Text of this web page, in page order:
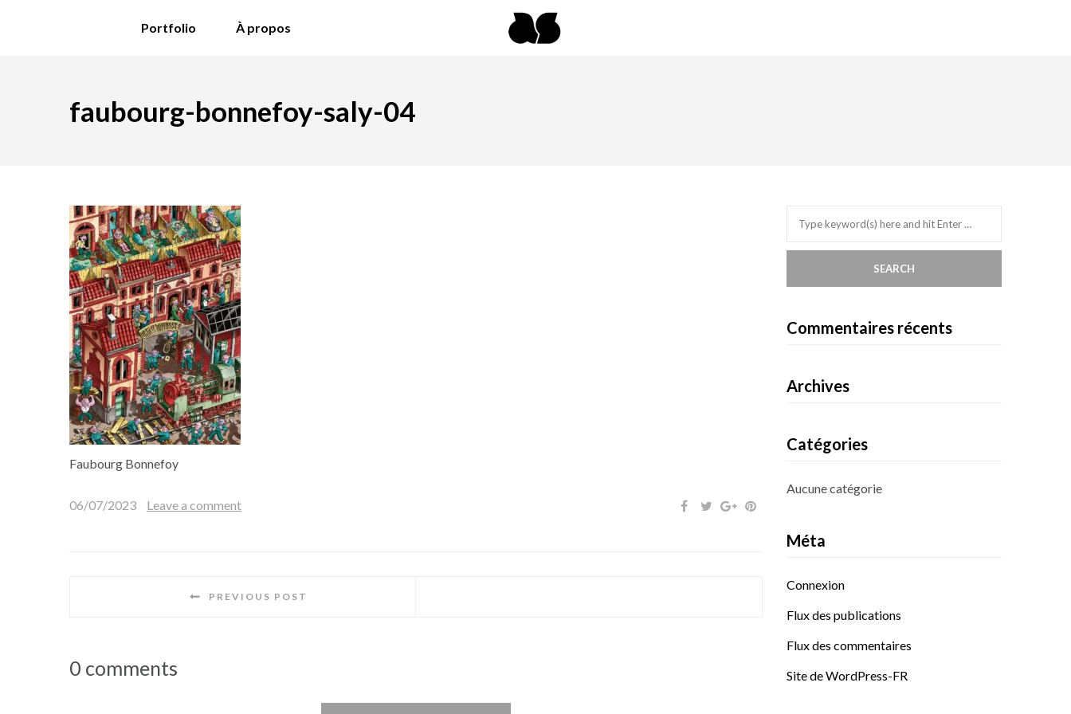
Portfolio À propos
faubourg-bonnefoy-saly-04
Faubourg Bonnefoy
06/07/2023 Leave a comment
PREVIOUS POST
0 comments
Commentaires récents
Archives
Catégories
Aucune catégorie
Méta
Connexion
Flux des publications
Flux des commentaires
Site de WordPress-FR